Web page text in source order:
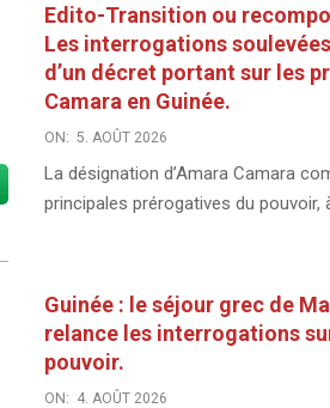
Edito-Transition ou
Les interrogations
d’un décret portant sur les
Camara en Guinée.
ON: 5. AOÛT 2026
La désignation d’Amara Camara
principales prérogatives du pouvoir,
Guinée : le séjour grec de
relance les interrogations
pouvoir.
ON: 4. AOÛT 2026